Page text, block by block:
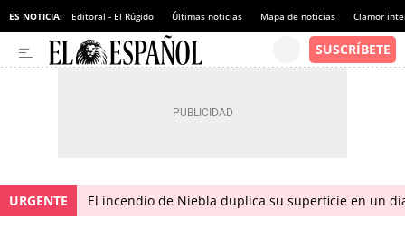
ES NOTICIA: Editoral - El Rúgido Últimas noticias Mapa de noticias Clamor
URGENTE El incendio de Niebla duplica su superficie en un